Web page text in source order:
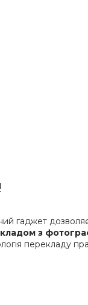
гаджет
з
перекладу